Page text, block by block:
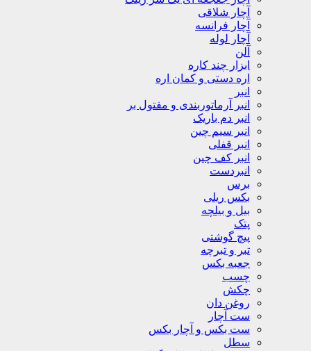
آچار شلاقی
آچار فرانسه
آچار لوله
آلن
ابزار چند کاره
اره دستی و کمان اره
انبر
انبر آرماتوربندی و مفتول بر
انبر دم باریک
انبر سیم چین
انبر قفلی
انبر کف چین
انبردست
برس
بکس ریلی
بیل و بیلچه
پتک
پیچ گوشتی
تبر و تبرچه
جعبه بکس
چسب
چکش
روغن دان
ست آچار
ست بکس و آچار بکس
سطل